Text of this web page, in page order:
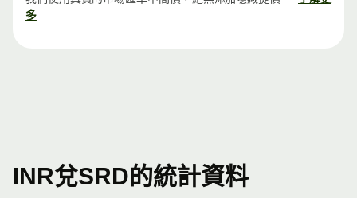
多
INR兌SRD的統計資料